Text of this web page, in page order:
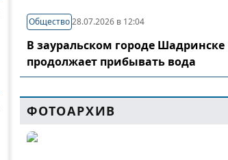
Общество28.07.2026 в 12:04
В зауральском городе Шадринске
продолжает прибывать вода
ФОТОАРХИВ